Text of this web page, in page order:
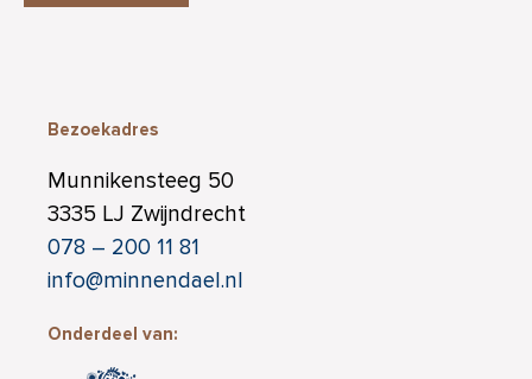
Bezoekadres
Munnikensteeg 50
3335 LJ Zwijndrecht
078 – 200 11 81
info@minnendael.nl
Onderdeel van: